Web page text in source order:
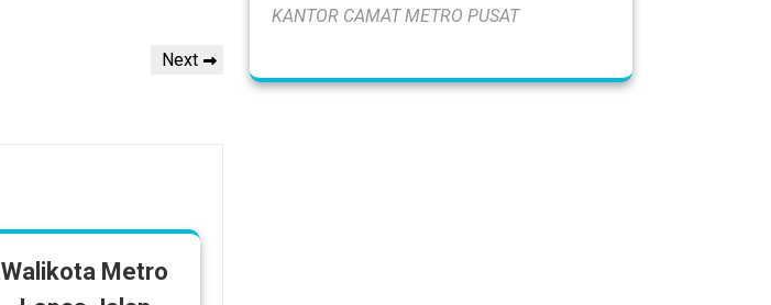
Next
Next
Walikota Metro
KANTOR CAMAT METRO PUSAT